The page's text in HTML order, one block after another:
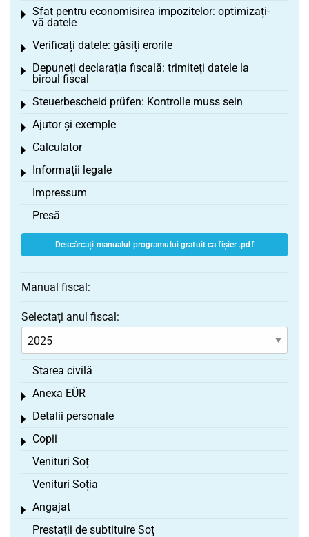
Sfat pentru economisirea impozitelor: optimizați-
vă datele
Toggle menu
Verificați datele: găsiți erorile
Toggle menu
Depuneți declarația fiscală: trimiteți datele la
biroul fiscal
Toggle menu
Steuerbescheid prüfen: Kontrolle muss sein
Toggle menu
Ajutor și exemple
Toggle menu
Calculator
Toggle menu
Informații legale
Toggle menu
Impressum
Presă
Descărcați manualul programului gratuit ca fișier .pdf
Manual fiscal:
Selectați anul fiscal:
Starea civilă
Anexa EÜR
Toggle menu
Detalii personale
Toggle menu
Copii
Toggle menu
Venituri Soț
Venituri Soția
Angajat
Toggle menu
Prestații de subtituire Soț